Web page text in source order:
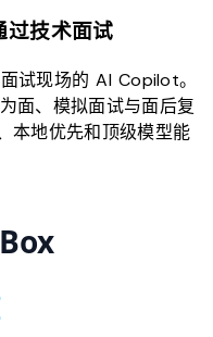
过技术面试
试现场的 AI Copilot。
面、模拟面试与面后复
本地优先和顶级模型能